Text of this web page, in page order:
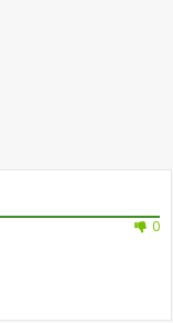
0